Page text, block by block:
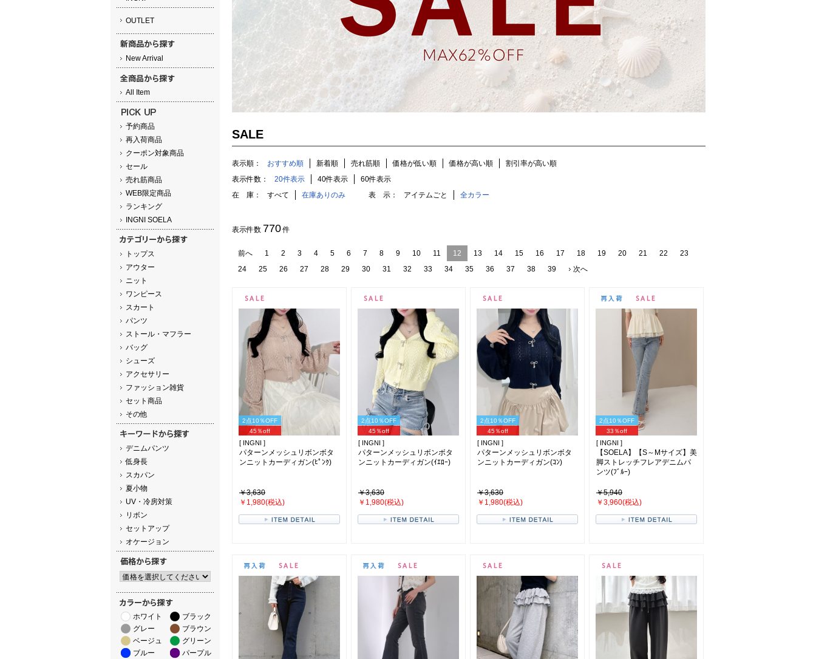
OUTLET
New Arrival
All Item
予約商品
再入荷商品
クーポン対象商品
セール
売れ筋商品
WEB限定商品
ランキング
INGNI SOELA
トップス
アウター
ニット
ワンピース
スカート
パンツ
ストール・マフラー
バッグ
シューズ
アクセサリー
ファッション雑貨
セット商品
その他
デニムパンツ
低身長
スカパン
夏小物
UV・冷房対策
リボン
セットアップ
オケージョン
ホワイト
ブラック
グレー
ブラウン
ベージュ
グリーン
ブルー
パープル
SALE
表示順： おすすめ順 新着順 売れ筋順 価格が低い順 価格が高い順
割引率が高い順
表示件数：
20件表示 40件表示
60件表示
在 庫：
すべて 在庫ありのみ 表 示： アイテムごと 全カラー
表示件数 770 件
前へ 1 2 3 4 5 6 7 8 9 10 11 12 13 14 15 16 17 18 19 20 21 22
23
24
25 26 27 28 29 30 31 32 33 34 35 36 37 38 39 次へ
2点10％OFF
45％off
[ INGNI ]
パターンメッシュリボンボタ
ンニットカーディガン(ﾋﾟﾝｸ)
￥3,630
￥1,980(税込)
2点10％OFF
45％off
[ INGNI ]
パターンメッシュリボンボタ
ンニットカーディガン(ｲｴﾛｰ)
￥3,630
￥1,980(税込)
2点10％OFF
45％off
[ INGNI ]
パターンメッシュリボンボタ
ンニットカーディガン(ｺﾝ)
￥3,630
￥1,980(税込)
2点10％OFF
33％off
[ INGNI ]
【SOELA】【S～Mサイズ】美
脚ストレッチフレアデニムパ
ンツ(ﾌﾞﾙｰ)
￥5,940
￥3,960(税込)